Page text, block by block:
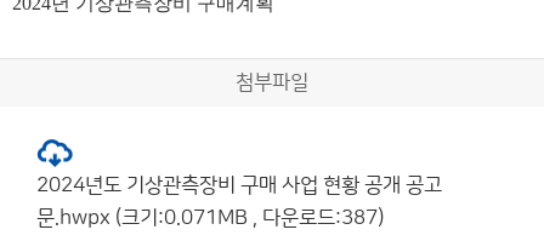
첨부파일
2024년도 기상관측장비 구매 사업 현황 공개 공고
문.hwpx (크기:0.071MB , 다운로드:387)